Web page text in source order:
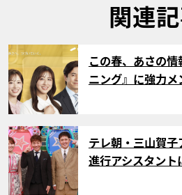
関連
サムネイル
この春、あさの
ニング』に強力
サムネイル
テレ朝・三山賀子
進行アシスタン